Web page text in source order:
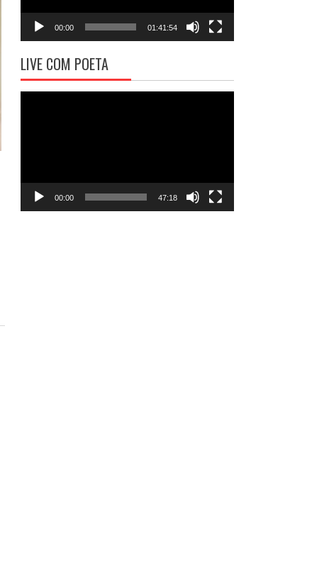
00:00 01:41:54
LIVE COM POETA
00:00 47:18